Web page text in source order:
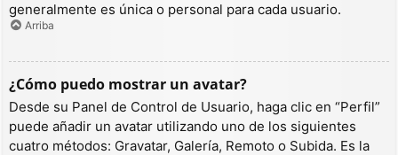
generalmente es única o personal para cada usuario.
Arriba
¿Cómo puedo mostrar un avatar?
Desde su Panel de Control de Usuario, haga clic en “Perfil”
puede añadir un avatar utilizando uno de los siguientes
cuatro métodos: Gravatar, Galería, Remoto o Subida. Es la